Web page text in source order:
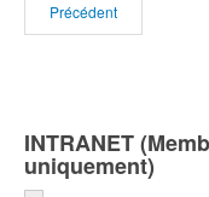
Précédent
INTRANET
uniquement)